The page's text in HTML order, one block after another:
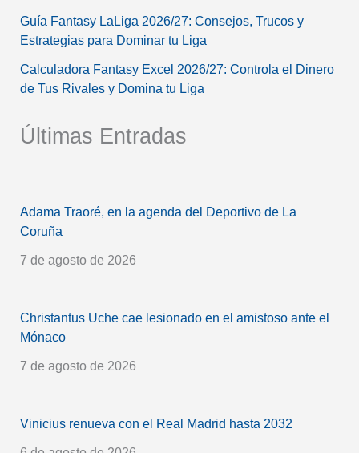
Guía Fantasy LaLiga 2026/27: Consejos, Trucos y
Estrategias para Dominar tu Liga
Calculadora Fantasy Excel 2026/27: Controla el Dinero
de Tus Rivales y Domina tu Liga
Últimas Entradas
Adama Traoré, en la agenda del Deportivo de La
Coruña
7 de agosto de 2026
Christantus Uche cae lesionado en el amistoso ante el
Mónaco
7 de agosto de 2026
Vinicius renueva con el Real Madrid hasta 2032